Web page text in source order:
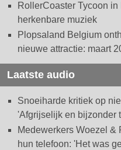
RollerCoaster Tycoon
herkenbare muziek
Plopsaland Belgium
nieuwe attractie: maart
Laatste audio
Snoeiharde kritiek op
'Afgrijselijk en bijzonder
Medewerkers Woezel &
hun telefoon: 'Het was